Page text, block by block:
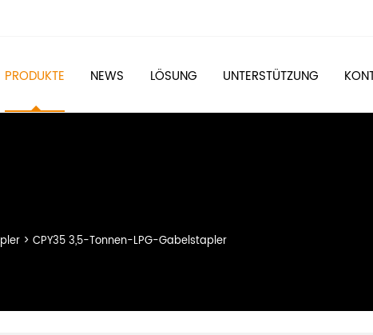
PRODUKTE NEWS LÖSUNG UNTERSTÜTZUNG
> CPY35 3,5-Tonnen-LPG-Gabelstapler